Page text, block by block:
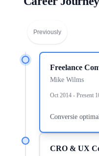
Previously
CRO & UX
Freelance
Mike Wilms
Oct 2014 - Present
Conversie